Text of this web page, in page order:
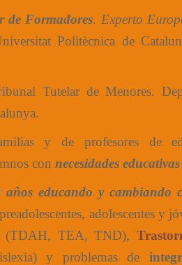
de Formadores. Experto
Politècnica de
Tutelar de Menores.
y de profesores de
con necesidades
años educando y cambiando
adolescentes y
(TDAH, TEA, TND),
y problemas de